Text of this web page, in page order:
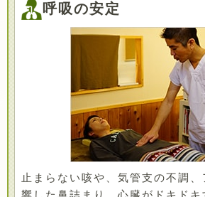
呼吸の安定
止まらない咳や、気管支の不調